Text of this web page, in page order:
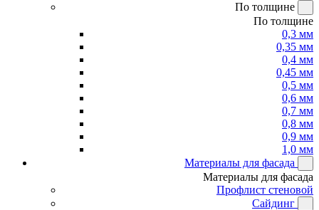
По толщине
По толщине
0,3 мм
0,35 мм
0,4 мм
0,45 мм
0,5 мм
0,6 мм
0,7 мм
0,8 мм
0,9 мм
1,0 мм
Материалы для фасада
Материалы для фасада
Профлист стеновой
Сайдинг